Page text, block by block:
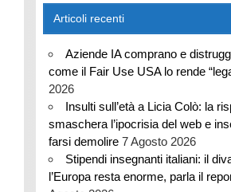
Articoli recenti
Aziende IA comprano e
come il Fair Use USA lo rende
2026
Insulti sull’età a Licia Colò: la
smaschera l’ipocrisia del web e
farsi demolire 7 Agosto 2026
Stipendi insegnanti italiani: il
l’Europa resta enorme, parla il